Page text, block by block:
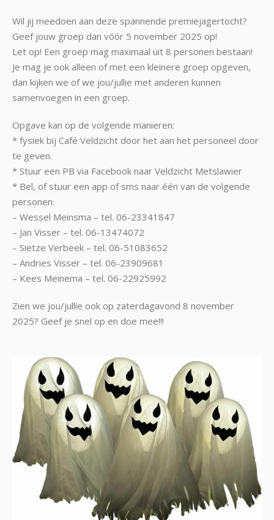
Wil jij meedoen aan deze spannende premiejagertocht?
Geef jouw groep dan vóór 5 november 2025 op!
Let op! Een groep mag maximaal uit 8 personen bestaan!
Je mag je ook alleen of met een kleinere groep opgeven,
dan kijken we of we jou/jullie met anderen kunnen
samenvoegen in een groep.
Opgave kan op de volgende manieren:
* fysiek bij Café Veldzicht door het aan het personeel door
te geven.
* Stuur een PB via Facebook naar Veldzicht Metslawier
* Bel, of stuur een app of sms naar één van de volgende
personen:
– Wessel Meinsma – tel. 06-23341847
– Jan Visser – tel. 06-13474072
– Sietze Verbeek – tel. 06-51083652
– Andries Visser – tel. 06-23909681
– Kees Meinema – tel. 06-22925992
Zien we jou/jullie ook op zaterdagavond 8 november
2025? Geef je snel op en doe mee!!!